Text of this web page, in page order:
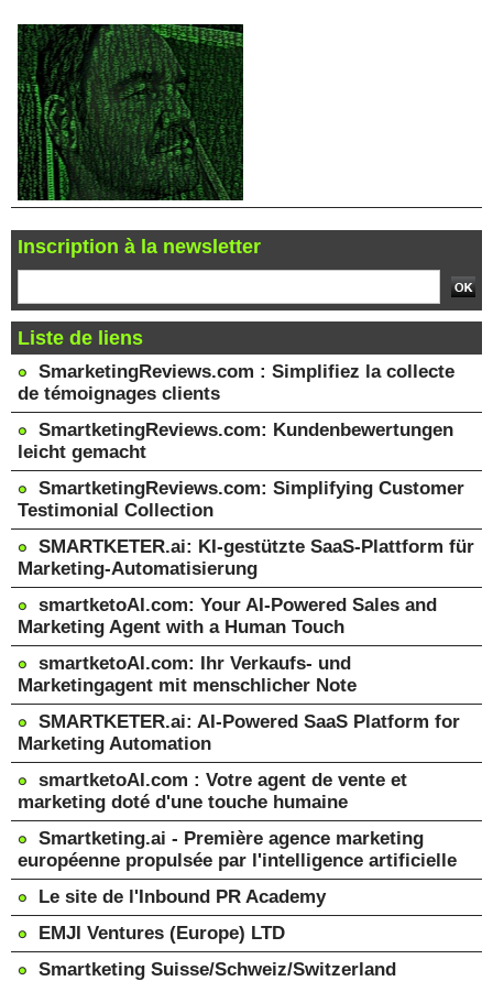
Inscription à la newsletter
Liste de liens
SmarketingReviews.com : Simplifiez la collecte
de témoignages clients
SmartketingReviews.com: Kundenbewertungen
leicht gemacht
SmartketingReviews.com: Simplifying Customer
Testimonial Collection
SMARTKETER.ai: KI-gestützte SaaS-Plattform für
Marketing-Automatisierung
smartketoAI.com: Your AI-Powered Sales and
Marketing Agent with a Human Touch
smartketoAI.com: Ihr Verkaufs- und
Marketingagent mit menschlicher Note
SMARTKETER.ai: AI-Powered SaaS Platform for
Marketing Automation
smartketoAI.com : Votre agent de vente et
marketing doté d'une touche humaine
Smartketing.ai - Première agence marketing
européenne propulsée par l'intelligence artificielle
Le site de l'Inbound PR Academy
EMJI Ventures (Europe) LTD
Smartketing Suisse/Schweiz/Switzerland